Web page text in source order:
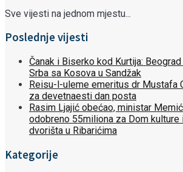
Sve vijesti na jednom mjestu...
Poslednje vijesti
Čanak i Biserko kod Kurtija:
Srba sa Kosova u Sandžak
Reisu-l-uleme emeritus dr Mustafa
za devetnaesti dan posta
Rasim Ljajić obećao, ministar
odobreno 55miliona za Dom
dvorišta u Ribarićima
Kategorije